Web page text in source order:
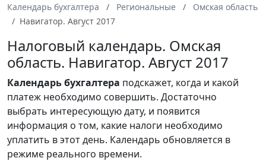
Календарь бухгалтера
Региональные
Омская область
Навигатор. Август 2017
Налоговый календарь. Омская
область. Навигатор. Август 2017
Календарьбухгалтера подскажет, когда и какой
платеж необходимо совершить. Достаточно
выбрать интересующую дату, и появится
информация о том, какие налоги необходимо
уплатить в этот день. Календарь обновляется в
режиме реального времени.